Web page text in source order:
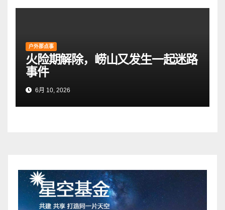
户外那点事
火险期解除，崂山又发生一起迷路
事件
6月 10, 2026